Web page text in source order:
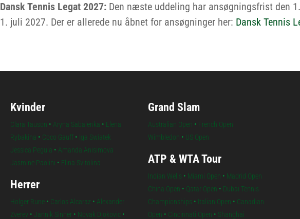
Dansk Tennis Legat 2027:Den næste uddeling har ansøgningsfrist den
1. juli 2027. Der er allerede nu åbnet for ansøgninger her: Dansk Tennis
Kvinder
Clara Tauson • Aryna Sabalenka • Elena
Rybakina • Coco Gauff• Iga Swiatek
Jessica Pegula • Amanda Anisimova
Jasmine Paolini • Elina Svitolina
Herrer
Holger Rune• Carlos Alcaraz • Alexander
Zverev • Jannik Sinner• Novak Djokovic•
Grand Slam
Australian Open • French Open
Wimbledon • US Open
ATP & WTA Tour
Indian Wells • Miami Open • Madrid Open
China Open • Qatar Open • Dubai Tennis
Championships • Italian Open • Canadian
Open • Cincinnati Open • Shanghai